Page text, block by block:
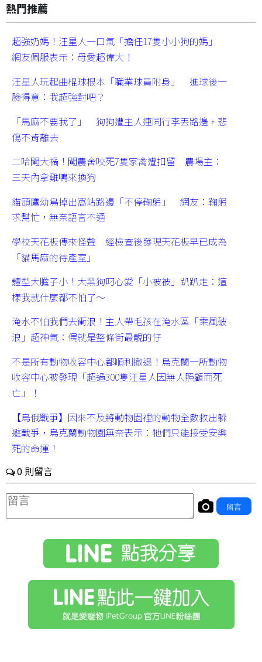
熱門推薦
超強奶媽！汪星人一口氣「擔任17隻小小狗的媽」
網友佩服表示：母愛超偉大！
汪星人玩起曲棍球根本「職業球員附身」 進球後一
臉得意：我超強對吧？
「馬麻不要我了」 狗狗遭主人連同行李丟路邊，悲
傷不肯離去
二哈闖大禍！闖農舍咬死7隻家禽遭扣留 農場主：
三天內拿雞鴨來換狗
貓頭鷹幼鳥掉出窩站路邊「不停鞠躬」 網友：鞠躬
求幫忙，無奈語言不通
學校天花板傳來怪聲 經檢查後發現天花板早已成為
「貓馬麻的待產室」
體型大膽子小！大黑狗叼心愛「小被被」趴趴走：這
樣我就什麼都不怕了～
淹水不怕我們去衝浪！主人帶毛孩在淹水區「乘風破
浪」超神氣：偶就是整條街最靚的仔
不是所有動物收容中心都順利撤退！烏克蘭一所動物
收容中心被發現「超過300隻汪星人因無人照顧而死
亡」！
【烏俄戰爭】因來不及將動物園裡的動物全數救出躲
避戰爭，烏克蘭動物園無奈表示：牠們只能接受安樂
死的命運！